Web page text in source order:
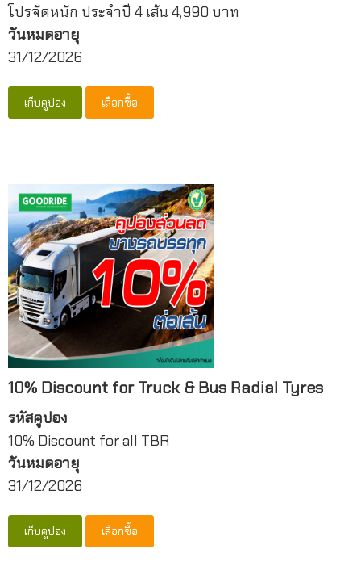
โปรจัดหนัก ประจำปี 4 เส้น 4,990 บาท
วันหมดอายุ
31/12/2026
เก็บคูปอง เลือกซื้อ
10% Discount for Truck & Bus Radial Tyres
รหัสคูปอง
10% Discount for all TBR
วันหมดอายุ
31/12/2026
เก็บคูปอง เลือกซื้อ